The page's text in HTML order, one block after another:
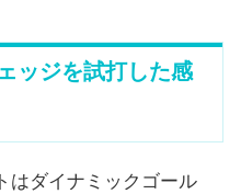
ッジを試打した感
はダイナミックゴール